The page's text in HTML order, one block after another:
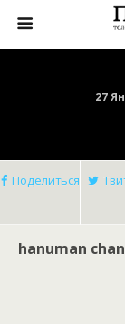
27
Поделиться
hanuman